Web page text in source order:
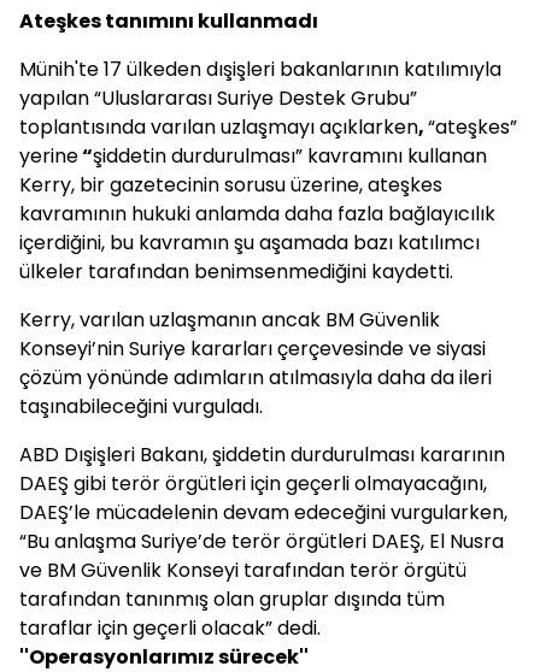
Ateşkes tanımını kullanmadı
Münih'te 17 ülkeden dışişleri bakanlarının katılımıyla
yapılan “Uluslararası Suriye Destek Grubu”
toplantısında varılan uzlaşmayı açıklarken,“ateşkes”
yerine“şiddetin durdurulması” kavramını kullanan
Kerry, bir gazetecinin sorusu üzerine, ateşkes
kavramının hukuki anlamda daha fazla bağlayıcılık
içerdiğini, bu kavramın şu aşamada bazı katılımcı
ülkeler tarafından benimsenmediğini kaydetti.
Kerry, varılan uzlaşmanın ancak BM Güvenlik
Konseyi’nin Suriye kararları çerçevesinde ve siyasi
çözüm yönünde adımların atılmasıyla daha da ileri
taşınabileceğini vurguladı.
ABD Dışişleri Bakanı, şiddetin durdurulması kararının
DAEŞ gibi terör örgütleri için geçerli olmayacağını,
DAEŞ’le mücadelenin devam edeceğini vurgularken,
“Bu anlaşma Suriye’de terör örgütleri DAEŞ, El Nusra
ve BM Güvenlik Konseyi tarafından terör örgütü
tarafından tanınmış olan gruplar dışında tüm
taraflar için geçerli olacak” dedi.
''Operasyonlarımız sürecek''